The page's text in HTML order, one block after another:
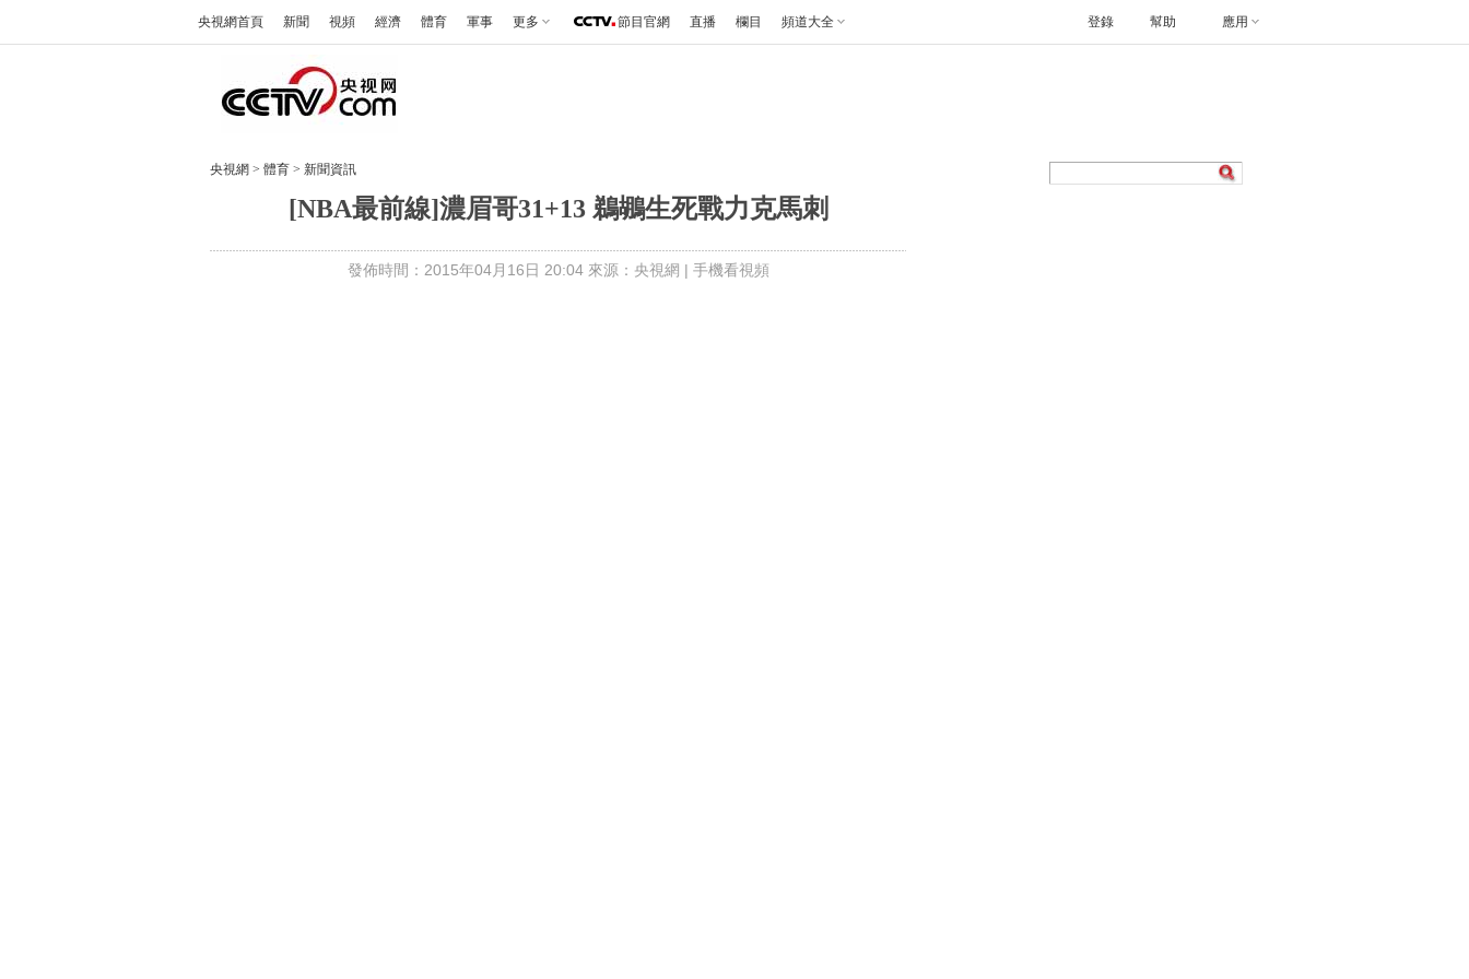
央視網首頁 新聞 視頻 經濟 體育 軍事 更多 節目官網 直播 欄目 頻道大全 幫助 應用
登錄
央視網 > 體育 > 新聞資訊
[NBA最前線]濃眉哥31+13 鵜鶘生死戰力克馬刺
發佈時間：2015年04月16日 20:04 來源：央視網 | 手機看視頻